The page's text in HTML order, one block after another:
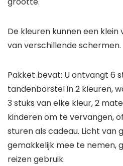
De kleuren kunnen een klein
van verschillende schermen.
Pakket bevat: U ontvangt 6
tandenborstel in 2 kleuren,
3 stuks van elke kleur, 2
kinderen om te vervangen,
sturen als cadeau. Licht van
gemakkelijk mee te nemen,
reizen gebruik.